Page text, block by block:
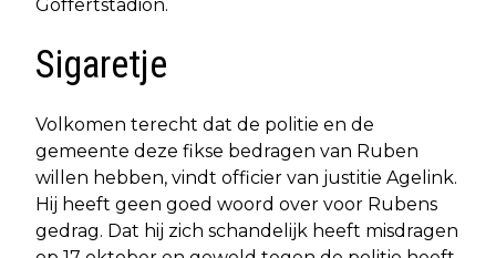
Goffertstadion.
Sigaretje
Volkomen terecht dat de politie en de
gemeente deze fikse bedragen van Ruben
willen hebben, vindt officier van justitie Agelink.
Hij heeft geen goed woord over voor Rubens
gedrag. Dat hij zich schandelijk heeft misdragen